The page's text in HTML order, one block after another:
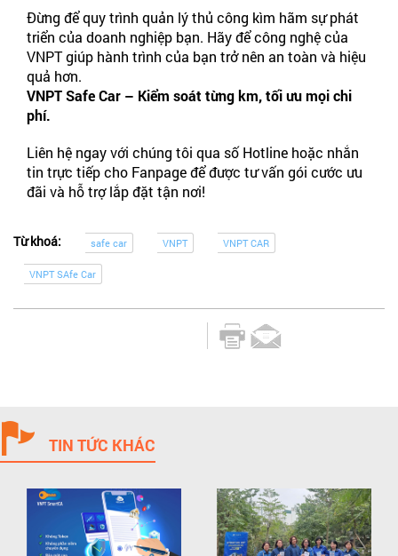
Đừng để quy trình quản lý thủ công kìm hãm sự phát
triển của doanh nghiệp bạn. Hãy để công nghệ của
VNPT giúp hành trình của bạn trở nên an toàn và hiệu
quả hơn.
VNPT Safe Car – Kiểm soát từng km, tối ưu mọi chi
phí.
Liên hệ ngay với chúng tôi qua số Hotline hoặc nhắn
tin trực tiếp cho Fanpage để được tư vấn gói cước ưu
đãi và hỗ trợ lắp đặt tận nơi!
Từ khoá: safe car VNPT VNPT CAR
VNPT SAfe Car
TIN TỨC KHÁC